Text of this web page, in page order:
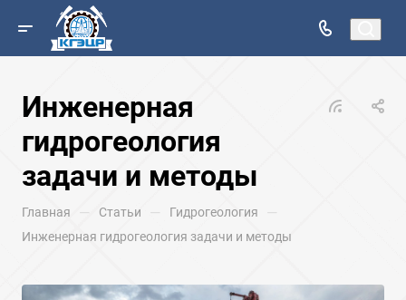
Инженерная
гидрогеология
задачи и методы
Главная — Статьи — Гидрогеология —
Инженерная гидрогеология задачи и методы